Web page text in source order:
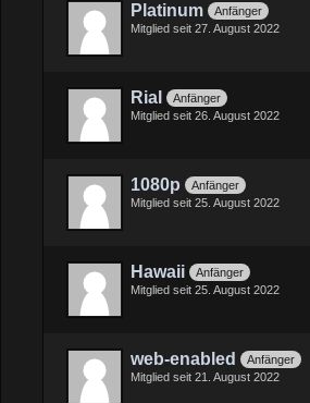
Platinum
Anfänger
Mitglied seit 27. August 2022
Rial
Anfänger
Mitglied seit 26. August 2022
1080p
Anfänger
Mitglied seit 25. August 2022
Hawaii
Anfänger
Mitglied seit 25. August 2022
web-enabled
Anfänger
Mitglied seit 21. August 2022